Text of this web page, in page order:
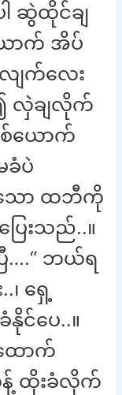
ဆွဲထိုင်ချ
ာက် အိပ်
ျက်လေး
လှဲချလိုက်
ယောက်
ပဲ
ော ထဘီကို
ေးသည်..။
ြီ….“ ဘယ်ရ
ရှေ့
င်ပေ..။
ောက်
န့် ထိုးခံလိုက်